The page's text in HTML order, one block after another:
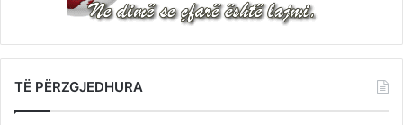
TË PËRZGJEDHURA